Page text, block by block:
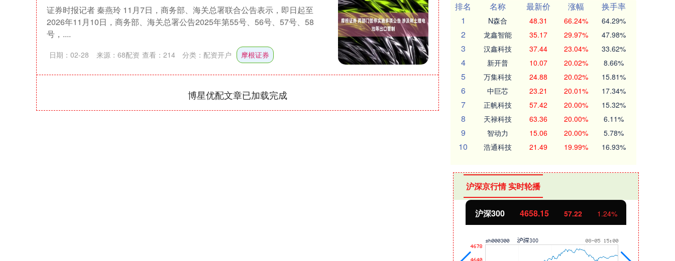
证券时报记者 秦燕玲 11月7日，商务部、海关总署联合公告表示，即日起至
2026年11月10日，商务部、海关总署公告2025年第55号、56号、57号、58
号，....
日期：02-28 来源：68配资 查看： 214 分类： 配资开户 摩根证券
博星优配文章已加载完成
排名
名称 最新价 涨幅
换手率
1
N森合 48.31 66.24% 64.29%
2 龙鑫智能 35.17 29.97% 47.98%
3 汉鑫科技 37.44 23.04% 33.62%
4 新开普 10.07 20.02% 8.66%
5 万集科技 24.88 20.02% 15.81%
6 中巨芯 23.21 20.01% 17.34%
7 正帆科技 57.42 20.00% 15.32%
8 天禄科技 63.36 20.00% 6.11%
9 智动力 15.06 20.00% 5.78%
10 浩通科技 21.49 19.99% 16.93%
沪深京行情 实时轮播
沪深300 4658.15 57.22 1.24%